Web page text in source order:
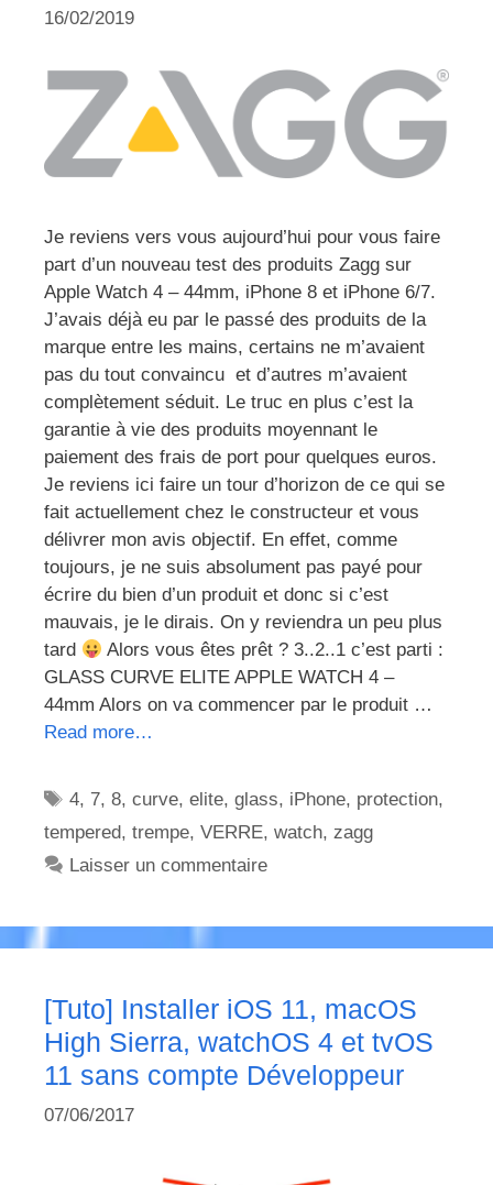
16/02/2019
Je reviens vers vous aujourd’hui pour vous faire
part d’un nouveau test des produits Zagg sur
Apple Watch 4 – 44mm, iPhone 8 et iPhone 6/7.
J’avais déjà eu par le passé des produits de la
marque entre les mains, certains ne m’avaient
pas du tout convaincu et d’autres m’avaient
complètement séduit. Le truc en plus c’est la
garantie à vie des produits moyennant le
paiement des frais de port pour quelques euros.
Je reviens ici faire un tour d’horizon de ce qui se
fait actuellement chez le constructeur et vous
délivrer mon avis objectif. En effet, comme
toujours, je ne suis absolument pas payé pour
écrire du bien d’un produit et donc si c’est
mauvais, je le dirais. On y reviendra un peu plus
tard
Alors vous êtes prêt ? 3..2..1 c’est parti :
GLASS CURVE ELITE APPLE WATCH 4 –
44mm Alors on va commencer par le produit …
Read more…
Étiquettes
4, 7,8,curve,elite,glass, iPhone, protection,
tempered, trempe, VERRE, watch, zagg
Laisser un commentaire
[Tuto] Installer iOS 11, macOS
High Sierra, watchOS 4 et tvOS
11 sans compte Développeur
07/06/2017